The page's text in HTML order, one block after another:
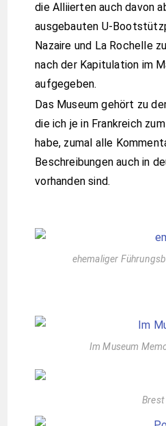
die Alliierten auch davon
ausgebauten U-
Nazaire und La Rochelle
nach der Kapitulation im
aufgegeben.
Das Museum gehört zu
die ich je in Frankreich
habe, zumal alle
Beschreibungen auch in
vorhanden sind.
ehemaliger
Im Museum
Brest